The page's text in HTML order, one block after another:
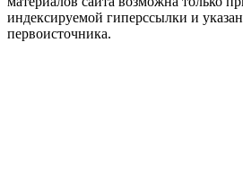
индексируемой гиперссылки и
первоисточника.